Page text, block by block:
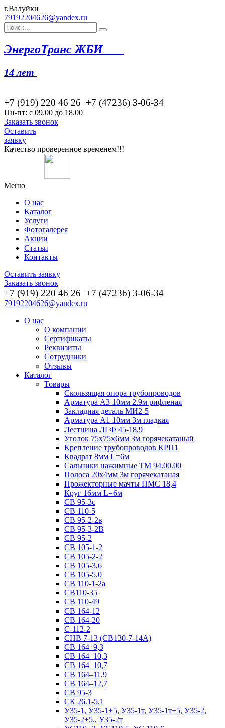
г.Валуйки
79192204626@yandex.ru
ЭнергоТранс ЖБИ
14 лет
+7 (919) 220 46 26 +7 (47236) 3-06-34
Пн-пт: с 09.00 до 18.00
Заказать звонок
Оставить
заявку
Качество проверенное временем!!!
Меню
О нас
Каталог
Услуги
Фотогалерея
Акции
Статьи
Контакты
Оставить заявку
Заказать звонок
+7 (919) 220 46 26 +7 (47236) 3-06-34
79192204626@yandex.ru
О нас
О компании
Сертификаты
Реквизиты
Сотрудники
Отзывы
Каталог
Товары
Скользящая опора трубопроводов
Арматура А3 10мм 2.9м рифленая
Закладная деталь МИ2-5
Арматура А1 10мм 3м гладкая
Лестница ЛГФ 45-18,9
Уголок 75х75х6мм 3м горячекатаный
Крепление трубопроводов КРП1
Квадрат 8мм L=6м
Сальники нажимные ТМ 94.00.00
Полоса 20х4мм 3м горячекатаная
Прожекторные мачты ПМС 18,4
Круг 16мм L=6м
СВ 95-3с
СВ 110-5
СВ 95-2-2в
СВ 95-3-2В
СВ 95-2
СВ 105-1-2
СВ 105-2-2
СВ 105-3,6
СВ 105-5,0
СВ 110-1-2а
СВ110-35
СВ 110-49
СВ 164-12
СВ 164-20
С-112-2
СНВ 7-13 (СВ130-7-14А)
СВ 164–9,3
СВ 164–10,3
СВ 164–10,7
СВ 164–11,9
СВ 164–12,7
СВ 95-3
СК 26.1-5.1
У35-1, У35-1+5, У35-1т, У35-1т+5, У35-2,
У35-2+5., У35-2т